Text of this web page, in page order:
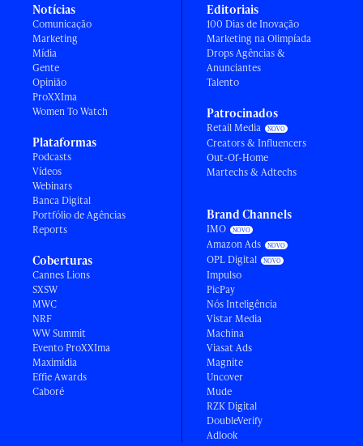
Notícias
Comunicação
Marketing
Mídia
Gente
Opinião
ProXXIma
Women To Watch
Plataformas
Podcasts
Vídeos
Webinars
Banca Digital
Portfólio de Agências
Reports
Coberturas
Cannes Lions
SXSW
MWC
NRF
WW Summit
Evento ProXXIma
Maximídia
Effie Awards
Caboré
Editoriais
100 Dias de Inovação
Marketing na Olimpíada
Drops Agências &
Anunciantes
Talento
Patrocinados
Retail Media
Creators & Influencers
Out-Of-Home
Martechs & Adtechs
Brand Channels
IMO
Amazon Ads
OPL Digital
Impulso
PicPay
Nós Inteligência
Vistar Media
Machina
Viasat Ads
Magnite
Uncover
Mude
RZK Digital
DoubleVerify
Adlook